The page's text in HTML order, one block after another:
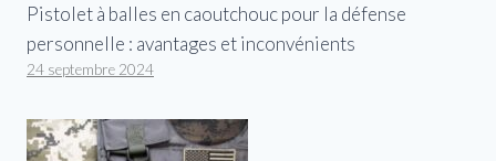
Pistolet à balles en caoutchouc pour la défense
personnelle : avantages et inconvénients
24 septembre 2024